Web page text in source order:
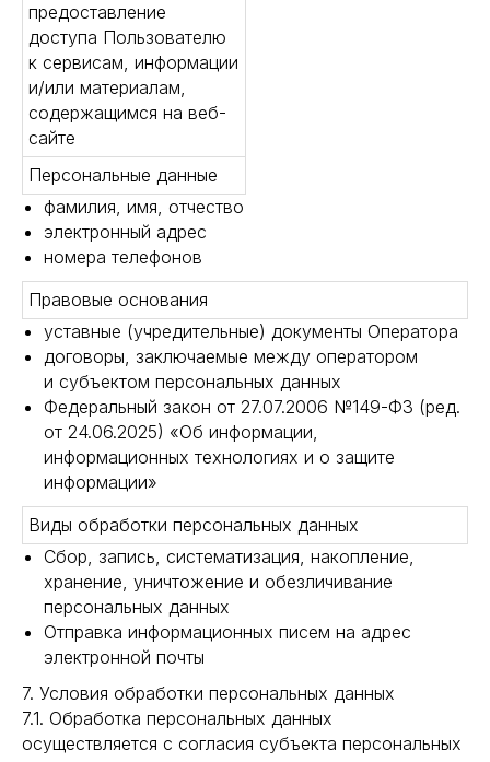
предоставление
доступа Пользователю
к сервисам, информации
и/или материалам,
содержащимся на веб-
сайте
Персональные данные
фамилия, имя, отчество
электронный адрес
номера телефонов
Правовые основания
уставные (учредительные) документы Оператора
договоры, заключаемые между оператором
и субъектом персональных данных
Федеральный закон от 27.07.2006 №149-ФЗ (ред.
от 24.06.2025) «Об информации,
информационных технологиях и о защите
информации»
Виды обработки персональных данных
Сбор, запись, систематизация, накопление,
хранение, уничтожение и обезличивание
персональных данных
Отправка информационных писем на адрес
электронной почты
7. Условия обработки персональных данных
7.1. Обработка персональных данных
осуществляется с согласия субъекта персональных